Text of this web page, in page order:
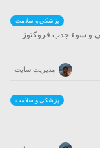
پزشکی و سلامت
و سوء جذب فروکتوز
مدیریت سایت
پزشکی و سلامت